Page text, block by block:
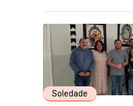
Soledade